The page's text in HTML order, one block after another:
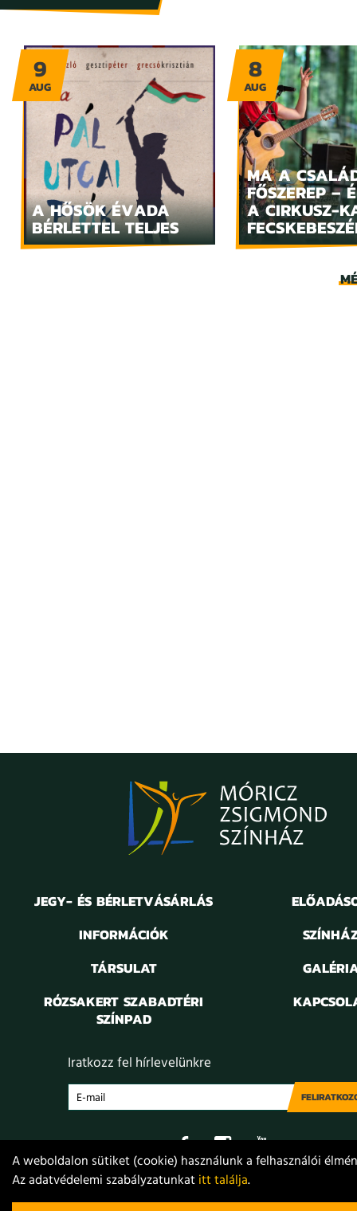
A HŐSÖK ÉVADA
BÉRLETTEL TELJES
9
AUG
MA A
FŐSZEREP –
A CIRKUSZ-
8
AUG
JEGY- ÉS BÉRLETVÁSÁRLÁS
INFORMÁCIÓK
TÁRSULAT
RÓZSAKERT SZABADTÉRI
SZÍNPAD
Iratkozz fel hírlevelünkre
Adatvédelem Jogi nyilatkozat Projektek
A weboldalon sütiket (cookie) használunk a felhasználói
Az adatvédelemi szabályzatunkatitt találja.